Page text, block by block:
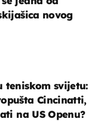
novog
teniskom svijetu:
Cincinatti,
na US Openu?